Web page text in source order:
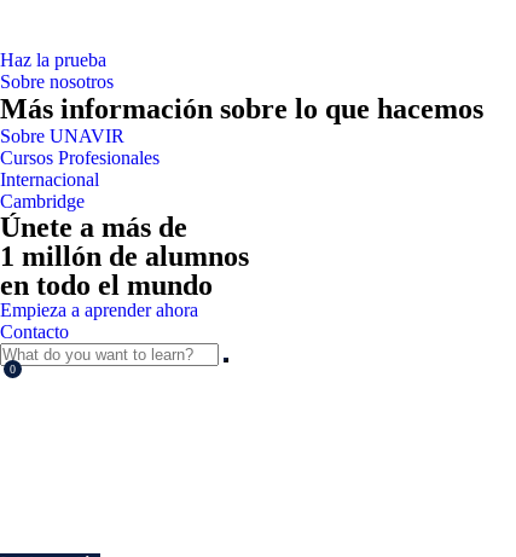
Haz la prueba
Sobre nosotros
Más información sobre lo que hacemos
Sobre UNAVIR
Cursos Profesionales
Internacional
Cambridge
Únete a más de
1 millón de alumnos
en todo el mundo
Empieza a aprender ahora
Contacto
0